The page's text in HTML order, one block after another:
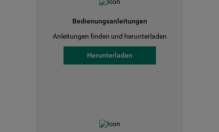
Bedienungsanleitungen
Anleitungen finden und herunterladen
Herunterladen